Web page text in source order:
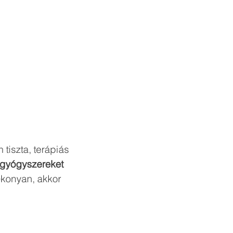
tiszta, terápiás
akkor